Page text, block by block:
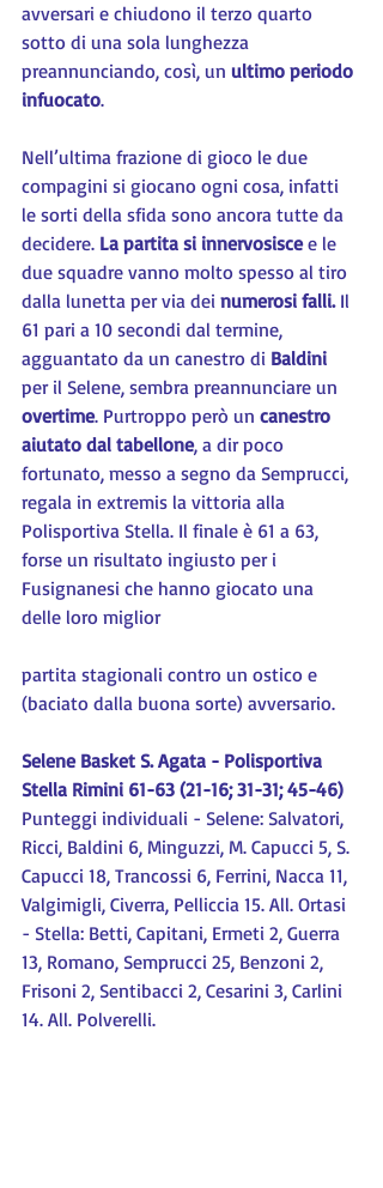
avversari e chiudono il terzo quarto
sotto di una sola lunghezza
preannunciando, così, un ultimo periodo
infuocato.
Nell’ultima frazione di gioco le due
compagini si giocano ogni cosa, infatti
le sorti della sfida sono ancora tutte da
decidere. La partita si innervosisce e le
due squadre vanno molto spesso al tiro
dalla lunetta per via dei numerosi falli. Il
61 pari a 10 secondi dal termine,
agguantato da un canestro di Baldini
per il Selene, sembra preannunciare un
overtime. Purtroppo però un canestro
aiutato dal tabellone, a dir poco
fortunato, messo a segno da Semprucci,
regala in extremis la vittoria alla
Polisportiva Stella. Il finale è 61 a 63,
forse un risultato ingiusto per i
Fusignanesi che hanno giocato una
delle loro miglior
partita stagionali contro un ostico e
(baciato dalla buona sorte) avversario.
Selene Basket S. Agata - Polisportiva
Stella Rimini 61-63 (21-16; 31-31; 45-46)
Punteggi individuali - Selene: Salvatori,
Ricci, Baldini 6, Minguzzi, M. Capucci 5, S.
Capucci 18, Trancossi 6, Ferrini, Nacca 11,
Valgimigli, Civerra, Pelliccia 15. All. Ortasi
- Stella: Betti, Capitani, Ermeti 2, Guerra
13, Romano, Semprucci 25, Benzoni 2,
Frisoni 2, Sentibacci 2, Cesarini 3, Carlini
14. All. Polverelli.